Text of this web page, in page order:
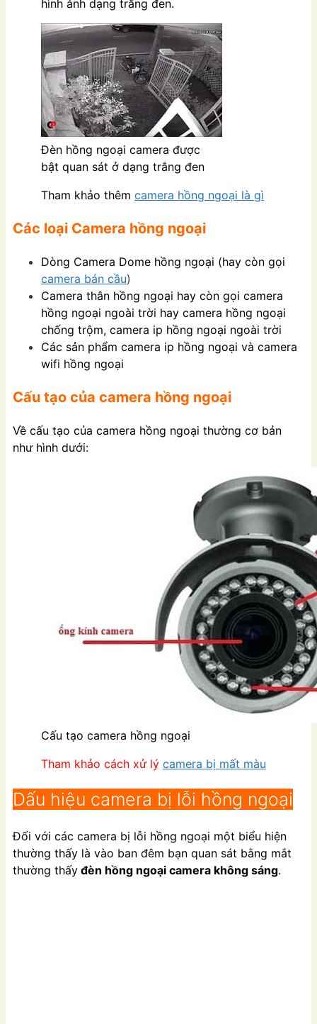
hình ảnh dạng trắng đen.
Đèn hồng ngoại camera được
bật quan sát ở dạng trắng đen
Tham khảo thêm camera hồng ngoại là gì
Các loại Camera hồng ngoại
Dòng Camera Dome hồng ngoại (hay còn gọi
camera bán cầu)
Camera thân hồng ngoại hay còn gọi camera
hồng ngoại ngoài trời hay camera hồng ngoại
chống trộm, camera ip hồng ngoại ngoài trời
Các sản phẩm camera ip hồng ngoại và camera
wifi hồng ngoại
Cấu tạo của camera hồng ngoại
Về cấu tạo của camera hồng ngoại thường cơ bản
như hình dưới:
Cấu tạo camera hồng ngoại
Tham khảo cách xử lý camera bị mất màu
Dấu hiệu camera bị lỗi hồng ngoại
Đối với các camera bị lỗi hồng ngoại một biểu hiện
thường thấy là vào ban đêm bạn quan sát bằng mắt
thường thấy đèn hồng ngoại camera không sáng.